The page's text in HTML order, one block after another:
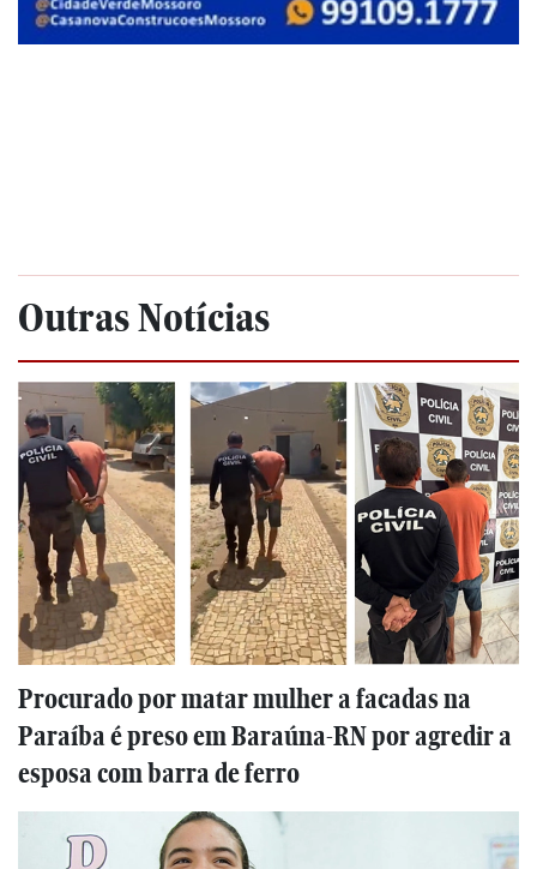
Outras Notícias
Procurado por matar mulher a facadas na
Paraíba é preso em Baraúna-RN por agredir a
esposa com barra de ferro